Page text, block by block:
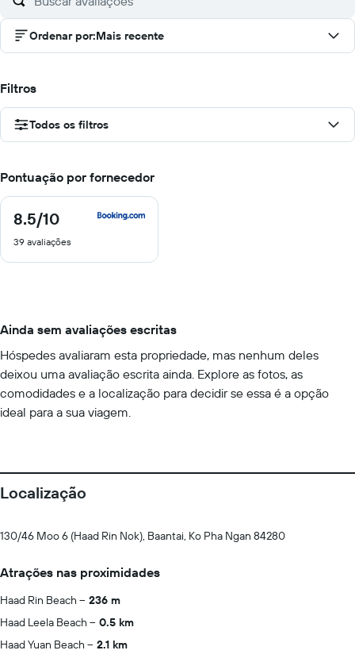
Ordenar por:Mais recente
Filtros
Todos os filtros
Pontuação por fornecedor
8.5/10
8.5
10
39 avaliações
Ainda sem avaliações escritas
Hóspedes avaliaram esta propriedade, mas nenhum deles
deixou uma avaliação escrita ainda. Explore as fotos, as
comodidades e a localização para decidir se essa é a opção
ideal para a sua viagem.
Localização
130/46 Moo 6 (Haad Rin Nok), Baantai, Ko Pha Ngan 84280
Atrações nas proximidades
Haad Rin Beach
236 m
Haad Leela Beach
0.5 km
Haad Yuan Beach
2.1 km